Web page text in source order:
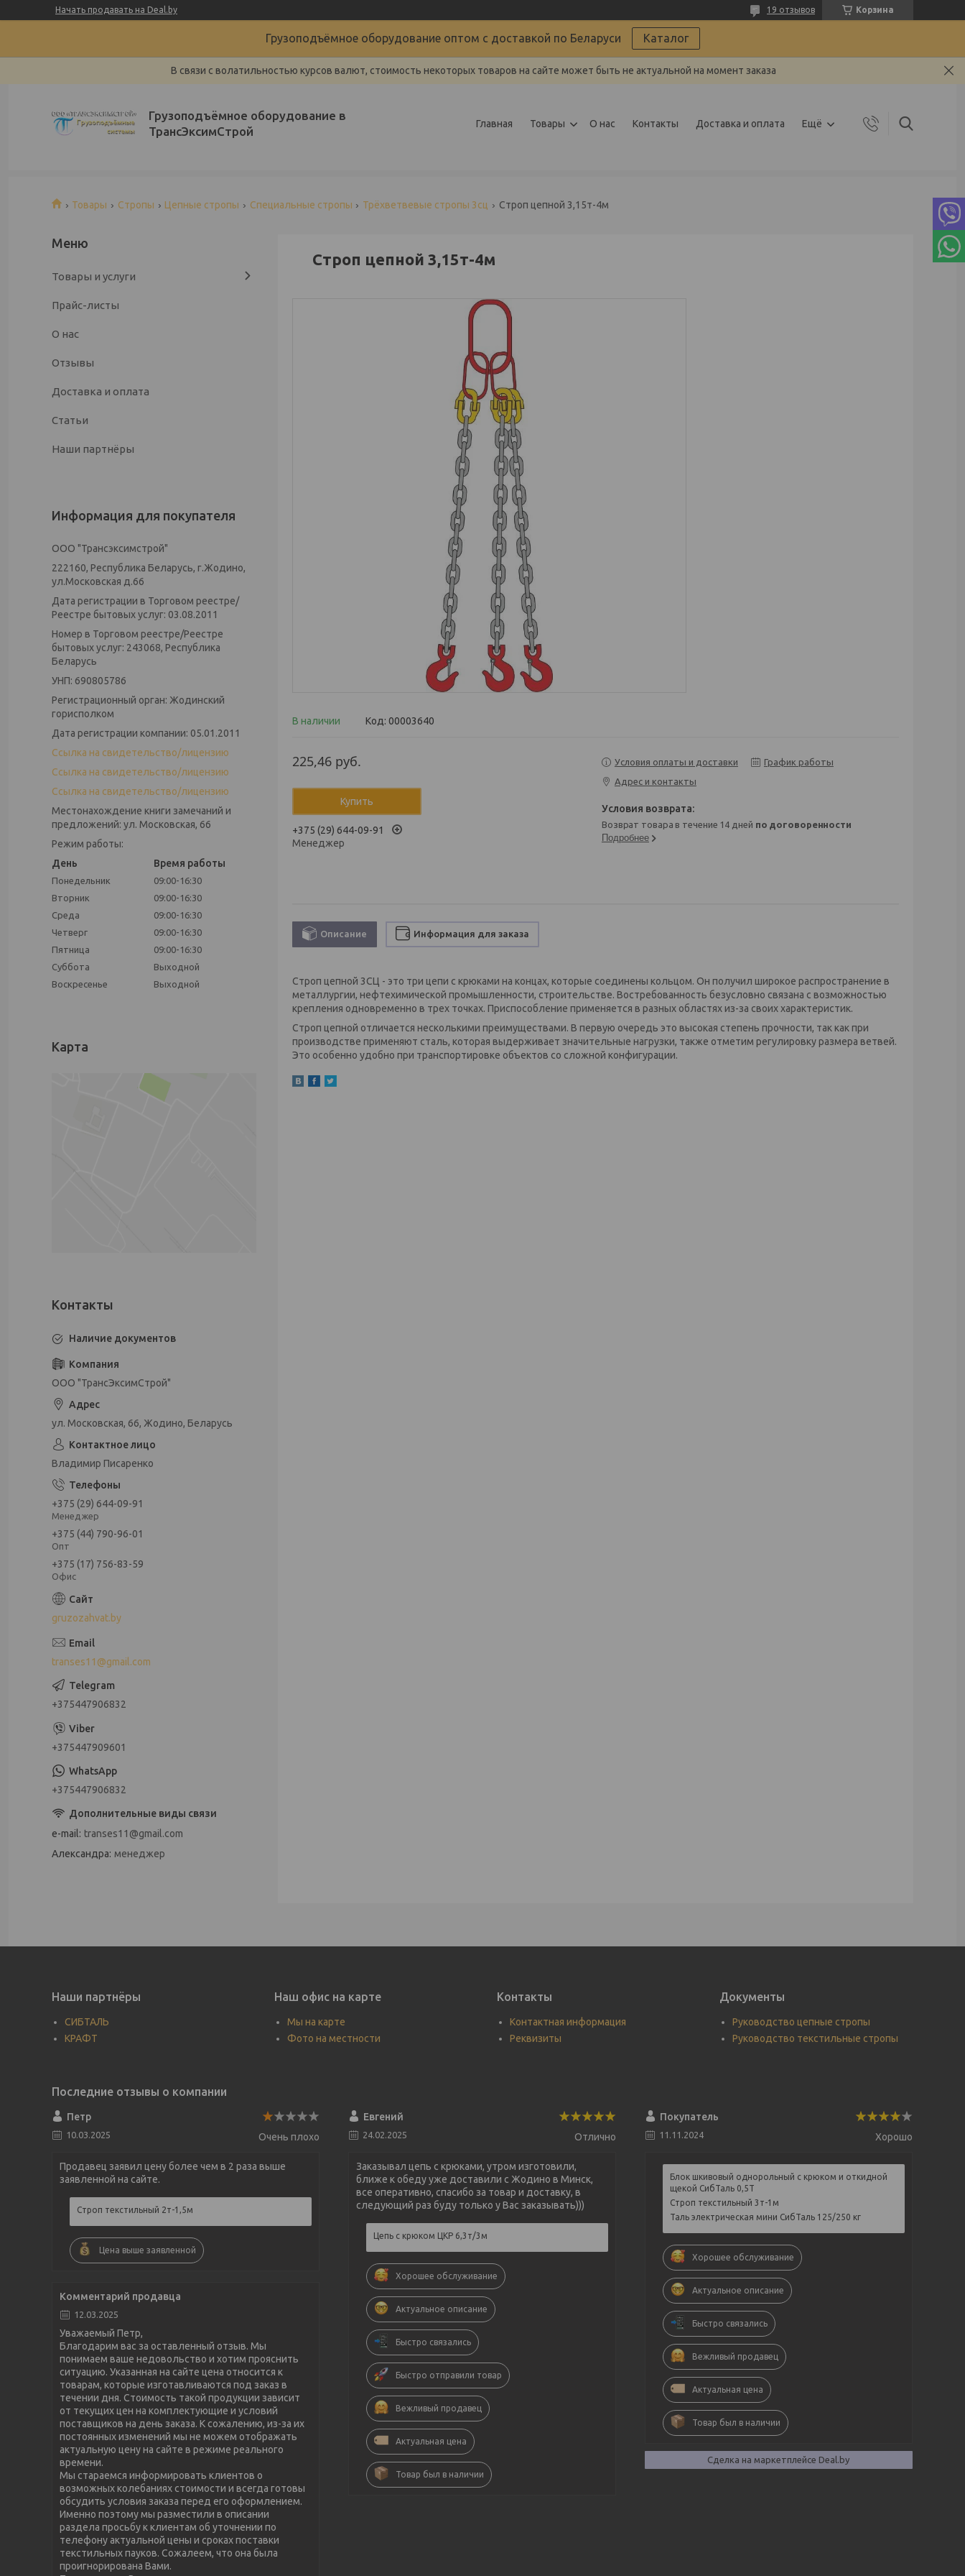
Начать продавать на Deal.by Корзина
19 отзывов
Грузоподъёмное оборудование оптом с доставкой по Беларуси Каталог
В связи с волатильностью курсов валют, стоимость некоторых товаров на сайте может быть не актуальной на момент заказа
Грузоподъёмное оборудование в
ТрансЭксимСтрой
Главная Товары О нас Контакты Доставка и оплата Ещё
Товары Стропы Цепные стропы Специальные стропы Трёхветвевые стропы 3сц Строп цепной 3,15т-4м
Строп цепной 3,15т-4м
В наличии Код: 00003640
225,46 руб.
Купить
+375 (29) 644-09-91
Менеджер
Условия оплаты и доставки
График работы
Адрес и контакты
возврат товара в течение 14 дней по договоренности
Подробнее
Описание Информация для заказа
Строп цепной 3СЦ - это три цепи с крюками на концах, которые соединены кольцом. Он получил широкое распространение в
металлургии, нефтехимической промышленности, строительстве. Востребованность безусловно связана с возможностью
крепления одновременно в трех точках. Приспособление применяется в разных областях из-за своих характеристик.
Строп цепной отличается несколькими преимуществами. В первую очередь это высокая степень прочности, так как при
производстве применяют сталь, которая выдерживает значительные нагрузки, также отметим регулировку размера ветвей.
Это особенно удобно при транспортировке объектов со сложной конфигурации.
Товары и услуги
Прайс-листы
О нас
Отзывы
Доставка и оплата
Статьи
Наши партнёры
Информация для покупателя
ООО "Трансэксимстрой"
222160, Республика Беларусь, г.Жодино,
ул.Московская д.66
Дата регистрации в Торговом реестре/
Реестре бытовых услуг: 03.08.2011
Номер в Торговом реестре/Реестре
бытовых услуг: 243068, Республика
Беларусь
УНП: 690805786
Регистрационный орган: Жодинский
горисполком
Дата регистрации компании: 05.01.2011
Ссылка на свидетельство/лицензию
Ссылка на свидетельство/лицензию
Ссылка на свидетельство/лицензию
Местонахождение книги замечаний и
предложений: ул. Московская, 66
Режим работы:
День
Время работы
Понедельник
09:00-16:30
Вторник
09:00-16:30
Среда
09:00-16:30
Четверг
09:00-16:30
Пятница
09:00-16:30
Суббота
Выходной
Воскресенье
Выходной
Карта
Наличие документов
ООО "ТрансЭксимСтрой"
ул. Московская, 66, Жодино, Беларусь
Владимир Писаренко
+375 (29) 644-09-91
Менеджер
+375 (44) 790-96-01
Опт
+375 (17) 756-83-59
Офис
gruzozahvat.by
transes11@gmail.com
+375447906832
+375447909601
+375447906832
e-mail transes11@gmail.com
Александра менеджер
Наши партнёры
СИБТАЛЬ
КРАФТ
Наш офис на карте
Мы на карте
Фото на местности
Контакты
Контактная информация
Реквизиты
Документы
Руководство цепные стропы
Руководство текстильные стропы
Петр
10.03.2025 Очень плохо
Продавец заявил цену более чем в 2 раза выше
заявленной на сайте.
Строп текстильный 2т-1,5м
Цена выше заявленной
Комментарий продавца
12.03.2025
Уважаемый Петр,
Благодарим вас за оставленный отзыв. Мы
понимаем ваше недовольство и хотим прояснить
ситуацию. Указанная на сайте цена относится к
товарам, которые изготавливаются под заказ в
течении дня. Стоимость такой продукции зависит
от текущих цен на комплектующие и условий
поставщиков на день заказа. К сожалению, из-за их
постоянных изменений мы не можем отображать
актуальную цену на сайте в режиме реального
времени.
Мы стараемся информировать клиентов о
возможных колебаниях стоимости и всегда готовы
обсудить условия заказа перед его оформлением.
Именно поэтому мы разместили в описании
раздела просьбу к клиентам об уточнении по
телефону актуальной цены и сроках поставки
текстильных пауков. Сожалеем, что она была
проигнорирована Вами.
Евгений
24.02.2025 Отлично
Заказывал цепь с крюками, утром изготовили,
ближе к обеду уже доставили с Жодино в Минск,
все оперативно, спасибо за товар и доставку, в
следующий раз буду только у Вас заказывать)))
Цепь с крюком ЦКР 6,3т/3м
Хорошее обслуживание
Актуальное описание
Быстро связались
Быстро отправили товар
Вежливый продавец
Актуальная цена
Товар был в наличии
Покупатель
11.11.2024 Хорошо
Блок шкивовый однорольный с крюком и откидной
щекой СибТаль 0,5Т
Строп текстильный 3т-1м
Таль электрическая мини СибТаль 125/250 кг
Хорошее обслуживание
Актуальное описание
Быстро связались
Вежливый продавец
Актуальная цена
Товар был в наличии
Сделка на маркетплейсе Deal.by